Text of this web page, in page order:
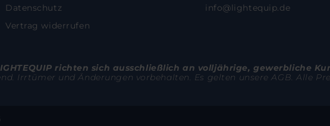
Datenschutz
Vertrag widerrufen
info@lightequip.de
richten sich ausschließlich an volljährige, gewerbliche
Irrtümer und Änderungen vorbehalten. Es gelten unsere AGB. Alle